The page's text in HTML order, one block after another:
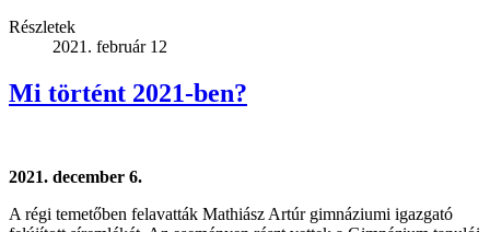
Részletek
2021. február 12
Mi történt 2021-ben?
2021. december 6.
A régi temetőben felavatták Mathiász Artúr gimnáziumi igazgató